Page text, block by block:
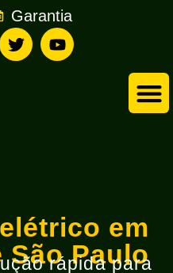
Garantia
em
São Paulo
rápida para